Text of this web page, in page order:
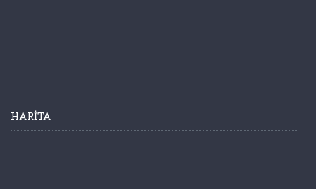
HARITA